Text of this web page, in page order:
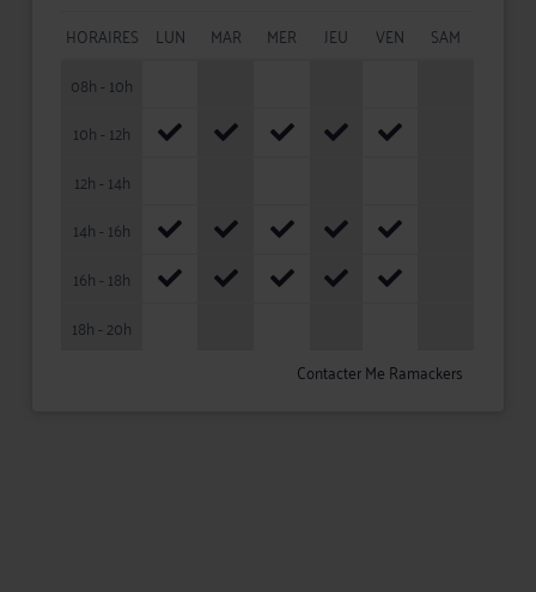
HORAIRES LUN MAR MER JEU VEN
SAM
08h - 10h
10h - 12h
12h - 14h
14h - 16h
16h - 18h
18h - 20h
Contacter Me Ramackers